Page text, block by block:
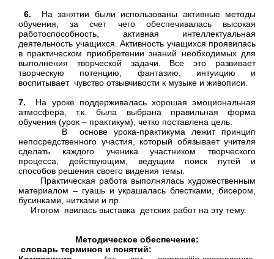
6. На занятии были использованы активные методы
обучения, за счет чего обеспечивалась высокая
работоспособность, активная интеллектуальная
деятельность учащихся. Активность учащихся проявилась
в практическом приобретении знаний необходимых для
выполнения творческой задачи. Все это развивает
творческую потенцию, фантазию, интуицию и
воспитывает чувство отзывчивости к музыке и живописи.
7. На уроке поддерживалась хорошая эмоциональная
атмосфера, т.к. была выбрана правильная форма
обучения (урок – практикум), четко поставлена цель.
В основе урока-практикума лежит принцип
непосредственного участия, который обязывает учителя
сделать каждого ученика участником творческого
процесса, действующим, ведущим поиск путей и
способов решения своего видения темы.
Практическая работа выполнялась художественным
материалом – гуашь и украшалась блестками, бисером,
бусинками, нитками и пр.
Итогом явилась выставка детских работ на эту тему.
Методическое обеспечение:
словарь терминов и понятий: